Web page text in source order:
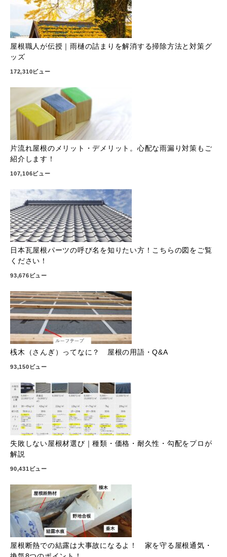
屋根職人が伝授｜雨樋の詰まりを解消する掃除方法と対策グ
ッズ
172,310ビュー
片流れ屋根のメリット・デメリット。心配な雨漏り対策もご
紹介します！
107,106ビュー
日本瓦屋根パーツの呼び名を知りたい方！こちらの図をご覧
ください！
93,676ビュー
桟木（さんぎ）ってなに？ 屋根の用語・Q&A
93,150ビュー
失敗しない屋根材選び｜種類・価格・耐久性・勾配をプロが
解説
90,431ビュー
屋根断熱での結露は大事故になるよ！ 家を守る屋根通気・